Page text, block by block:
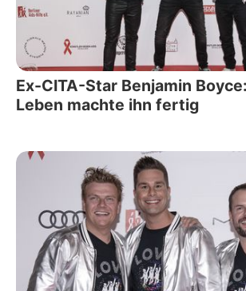
Ex-CITA-Star Benjamin
Leben machte ihn fertig